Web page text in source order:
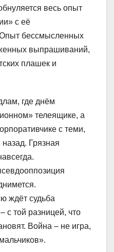
весь опыт
с её
бессмысленных
выпрашиваний,
плашек и
где днём
телеящике, а
с теми,
назад. Грязная
ждёт судьба
с той разницей, что
Война – не игра,